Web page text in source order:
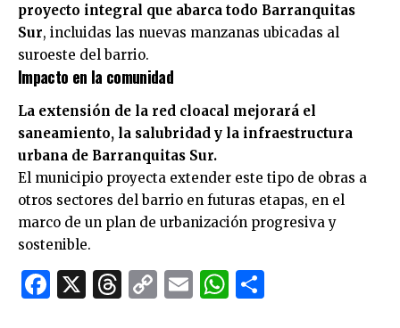
proyecto integral que abarca todo Barranquitas
Sur, incluidas las nuevas manzanas ubicadas al
suroeste del barrio.
Impacto en la comunidad
La extensión de la red cloacal mejorará el
saneamiento, la salubridad y la infraestructura
urbana de Barranquitas Sur.
El municipio proyecta extender este tipo de obras a
otros sectores del barrio en futuras etapas, en el
marco de un plan de urbanización progresiva y
sostenible.
Facebook
X Threads
CopyEmailWhatsApp